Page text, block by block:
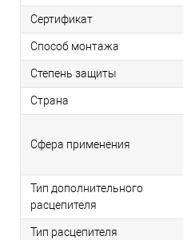
Сертификат
Способ монтажа
Степень защиты
Страна
Сфера применения
Тип дополнительного
расцепителя
Тип расцепителя